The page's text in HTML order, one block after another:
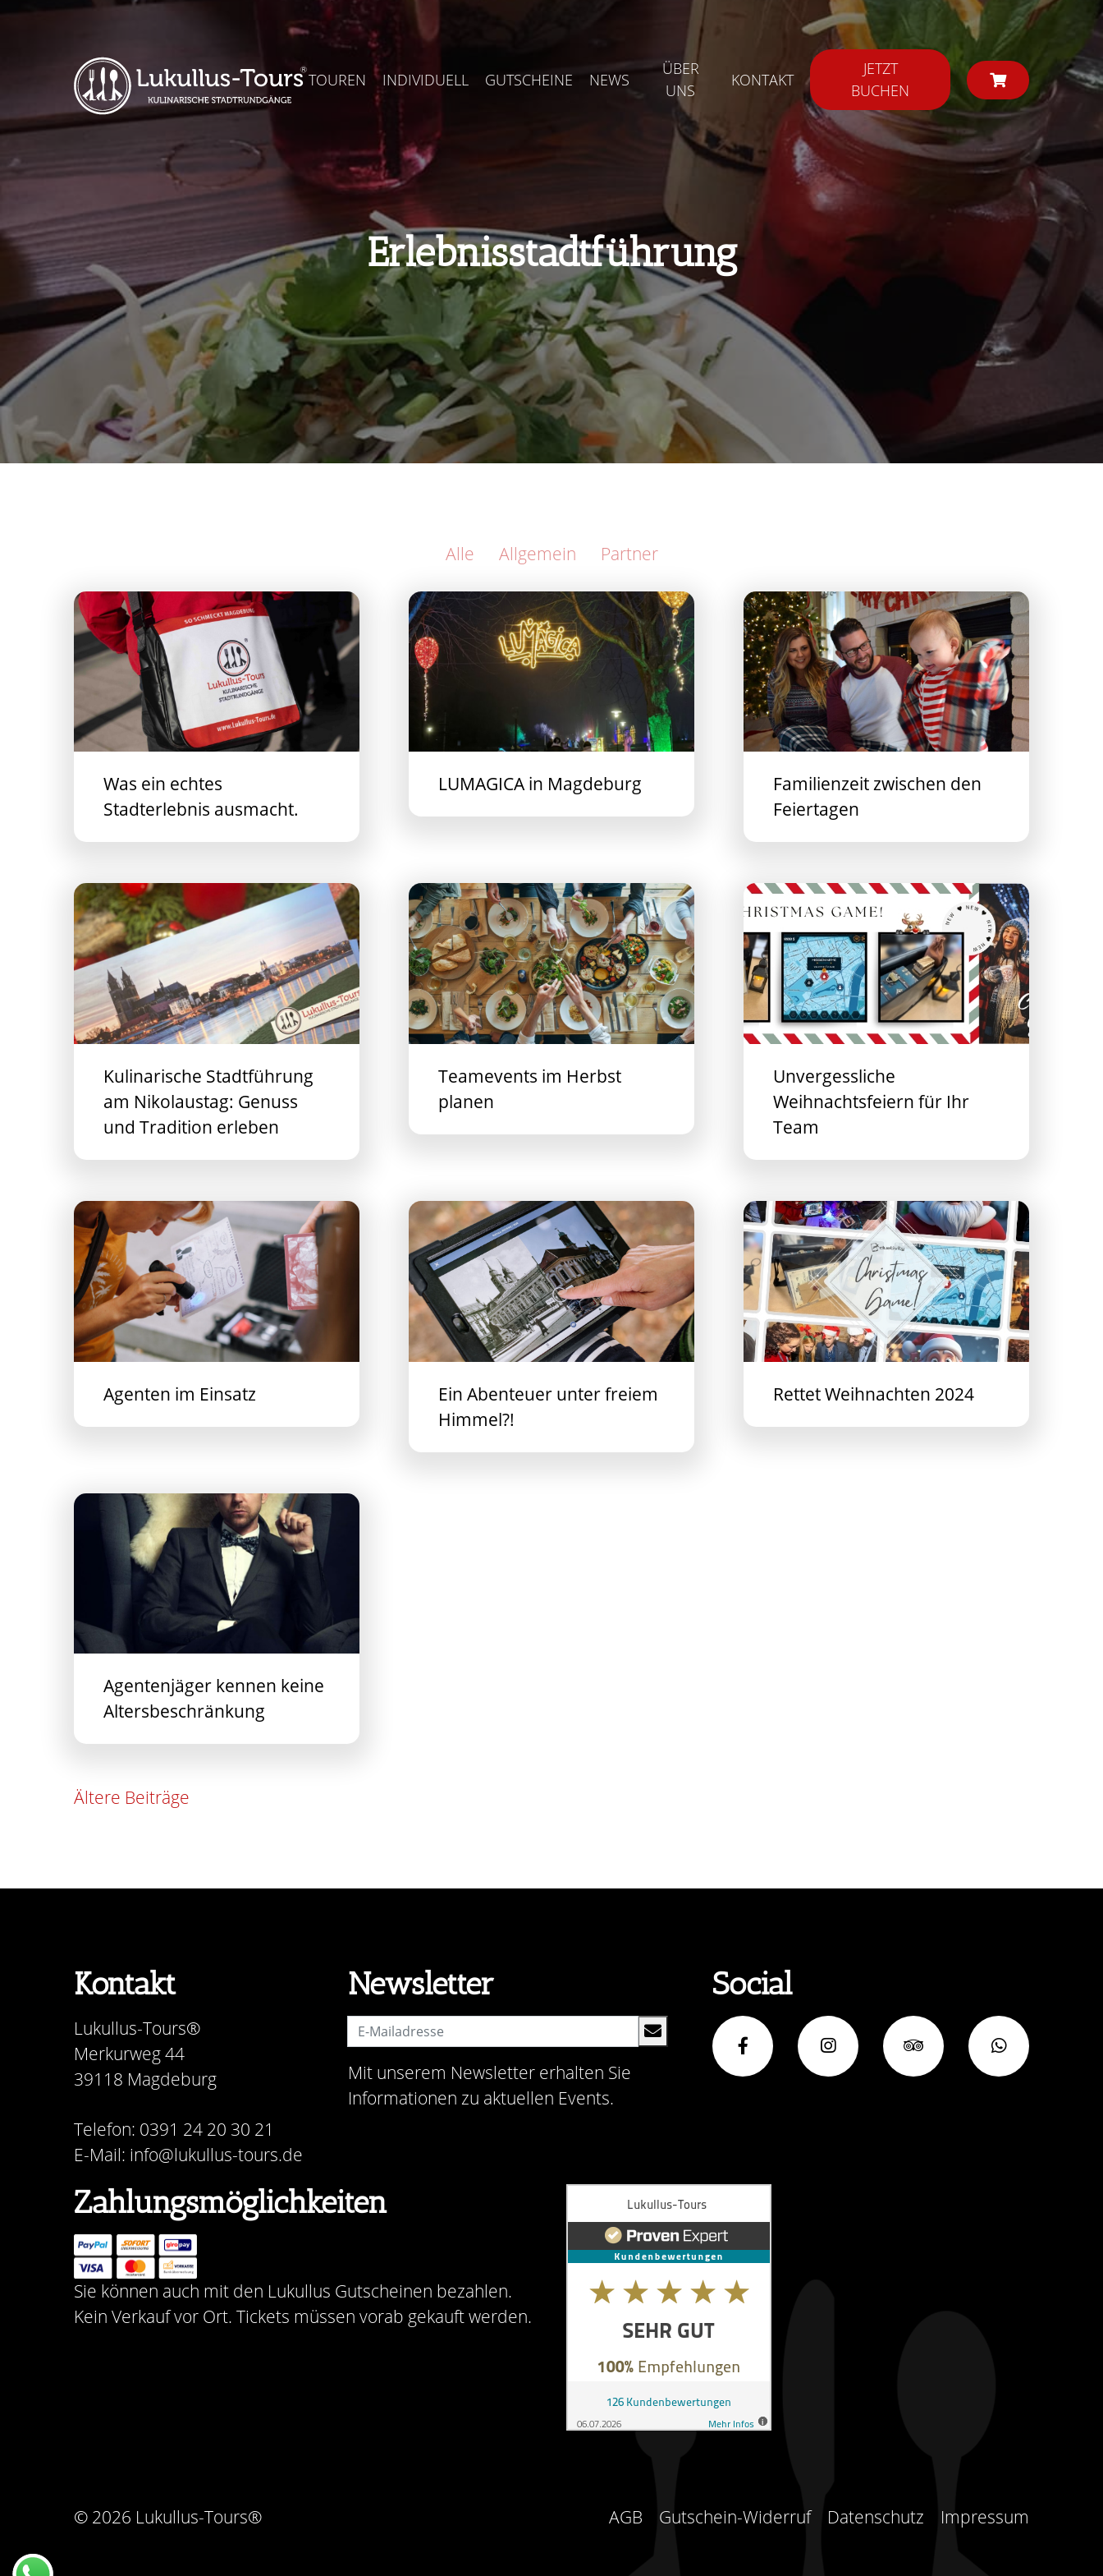
TOUREN INDIVIDUELL GUTSCHEINE NEWS
ÜBER
UNS
KONTAKT
JETZT
BUCHEN
Erlebnisstadtführung
Alle Allgemein Partner
Was ein echtes
Stadterlebnis ausmacht.
LUMAGICA in Magdeburg
Familienzeit zwischen den
Feiertagen
Kulinarische Stadtführung
am Nikolaustag: Genuss
und Tradition erleben
Teamevents im Herbst
planen
Unvergessliche
Weihnachtsfeiern für Ihr
Team
Agenten im Einsatz
Ein Abenteuer unter freiem
Himmel?!
Rettet Weihnachten 2024
Agentenjäger kennen keine
Altersbeschränkung
Beitragsnavigation
Ältere Beiträge
Kontakt
Lukullus-Tours®
Merkurweg 44
39118 Magdeburg
Telefon: 0391 24 20 30 21
E-Mail: info@lukullus-tours.de
Newsletter
Mit unserem Newsletter erhalten Sie
Informationen zu aktuellen Events.
Social
Zahlungsmöglichkeiten
Sie können auch mit den Lukullus Gutscheinen bezahlen.
Kein Verkauf vor Ort. Tickets müssen vorab gekauft werden.
AGB Gutschein-Widerruf Datenschutz Impressum
© 2026 Lukullus-Tours®